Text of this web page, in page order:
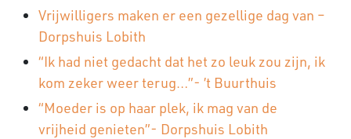
Vrijwilligers maken er een gezellige dag van –
Dorpshuis Lobith
“Ik had niet gedacht dat het zo leuk zou zijn, ik
kom zeker weer terug…”- ’t Buurthuis
“Moeder is op haar plek, ik mag van de
vrijheid genieten”- Dorpshuis Lobith